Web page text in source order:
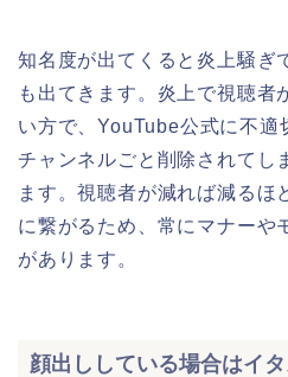
知名度が出てくると炎上騒ぎ
も出てきます。炎上で視聴者
い方で、YouTube公式に不適
チャンネルごと削除されてし
ます。視聴者が減れば減るほ
に繋がるため、常にマナーや
があります。
顔出ししている場合はイ